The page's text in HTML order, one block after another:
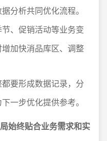
分析共同优化流程。
、促销活动等业务变
加快消品库区、调整
要形成数据记录，分
一步优化提供参考。
始终贴合业务需求和实